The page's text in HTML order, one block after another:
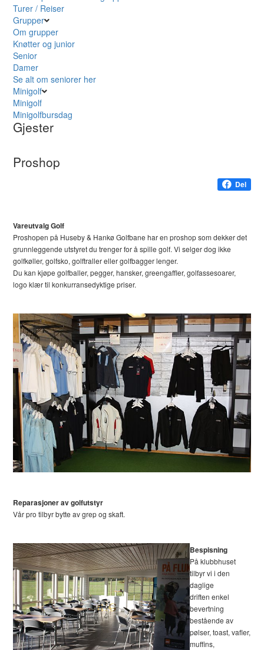
Turer / Reiser
Grupper
Om grupper
Knøtter og junior
Senior
Damer
Se alt om seniorer her
Minigolf
Minigolf
Minigolfbursdag
Gjester
Proshop
Del
Vareutvalg Golf
Proshopen på Huseby & Hankø Golfbane har en proshop som dekker det
grunnleggende utstyret du trenger for å spille golf. Vi selger dog ikke
golfkøller, golfsko, golftraller eller golfbagger lenger.
Du kan kjøpe golfballer, pegger, hansker, greengaffler, golfassesoarer,
logo klær til konkurransedyktige priser.
Reparasjoner av golfutstyr
Vår pro tilbyr bytte av grep og skaft.
Bespisning
På klubbhuset
tilbyr vi i den
daglige
driften enkel
bevertning
bestående av
pølser, toast, vafler,
muffins,